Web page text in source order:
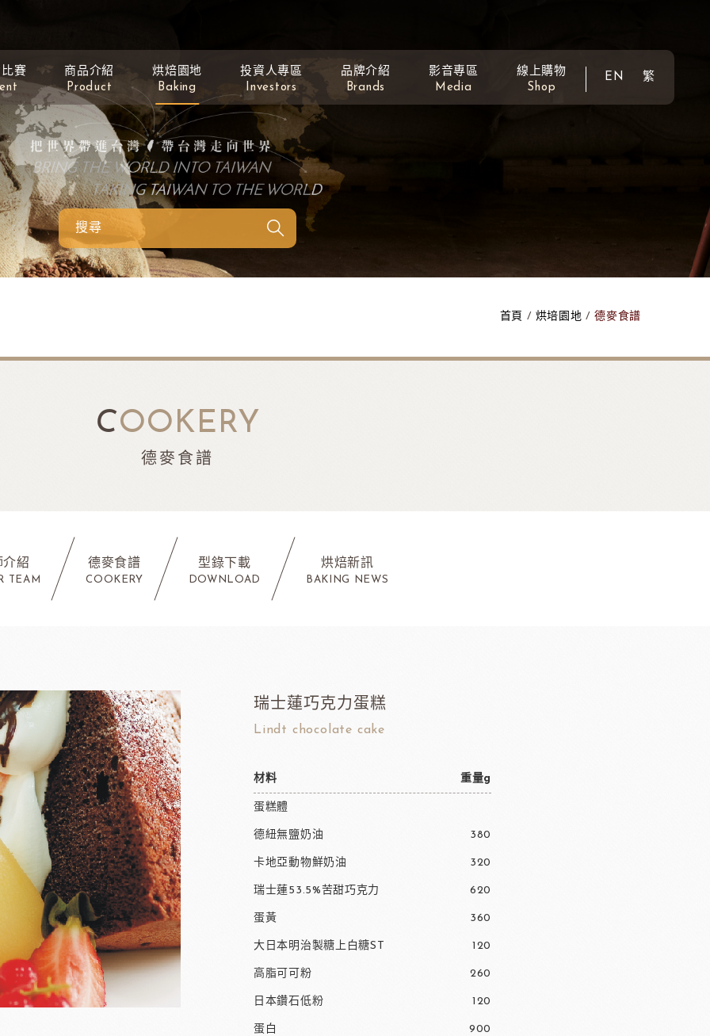
賽
商品介紹
Product
烘焙園地
Baking
投資人專區
Investors
品牌介紹
Brands
影音專區
Media
線上購物
Shop
EN 繁
首頁 烘培園地 德麥食譜
COOKERY
德麥食譜
介紹
TEAM
德麥食譜
COOKERY
型錄下載
DOWNLOAD
烘焙新訊
BAKING NEWS
瑞士蓮巧克力蛋糕
Lindt chocolate cake
材料 重量g
蛋糕體
德紐無鹽奶油 380
卡地亞動物鮮奶油 320
瑞士蓮53.5%苦甜巧克力 620
蛋黃 360
大日本明治製糖上白糖ST 120
高脂可可粉 260
日本鑽石低粉 120
蛋白 900